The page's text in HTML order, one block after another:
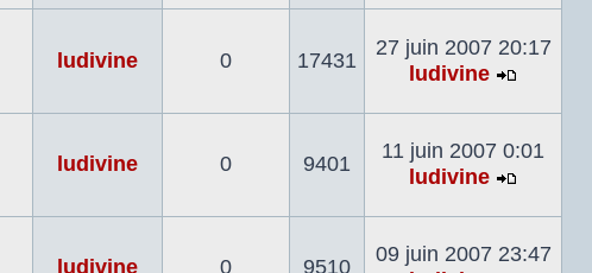
le
dernier
ludivine 0 17431
27 juin 2007 20:17
ludivine
le
dernier
ludivine 0 9401
11 juin 2007 0:01
ludivine
le
dernier
ludivine 0 9510
09 juin 2007 23:47